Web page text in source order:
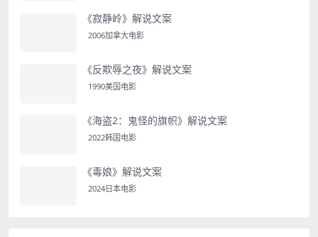
《寂静岭》解说文案
2006加拿大电影
《反欺辱之夜》解说文案
1990美国电影
《海盗2：鬼怪的旗帜》解说文案
2022韩国电影
《毒娘》解说文案
2024日本电影